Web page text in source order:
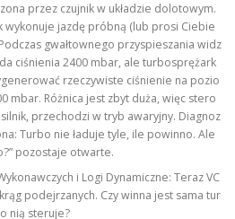
przez czujnik w układzie dolotowym.
wykonuje jazdę próbną (lub prosi Ciebie
gwałtownego przyspieszania widz
ciśnienia 2400 mbar, ale turbosprężark
rzeczywiste ciśnienie na pozio
mbar. Różnica jest zbyt duża, więc stero
przechodzi w tryb awaryjny. Diagnoz
Turbo nie ładuje tyle, ile powinno. Ale
pozostaje otwarte.
i Logi Dynamiczne: Teraz VC
podejrzanych. Czy winna jest sama tur
nią steruje?